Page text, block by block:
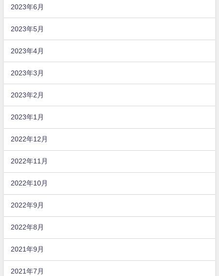
2023年6月
2023年5月
2023年4月
2023年3月
2023年2月
2023年1月
2022年12月
2022年11月
2022年10月
2022年9月
2022年8月
2021年9月
2021年7月